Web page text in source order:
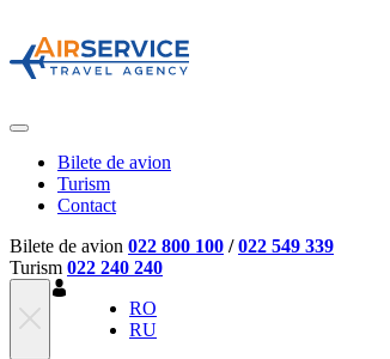
Bilete de avion
Turism
Contact
Bilete de avion 022 800 100 /022 549 339
Turism 022 240 240
RO
RU